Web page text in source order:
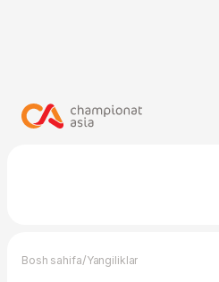
Bosh sahifa/Yangiliklar